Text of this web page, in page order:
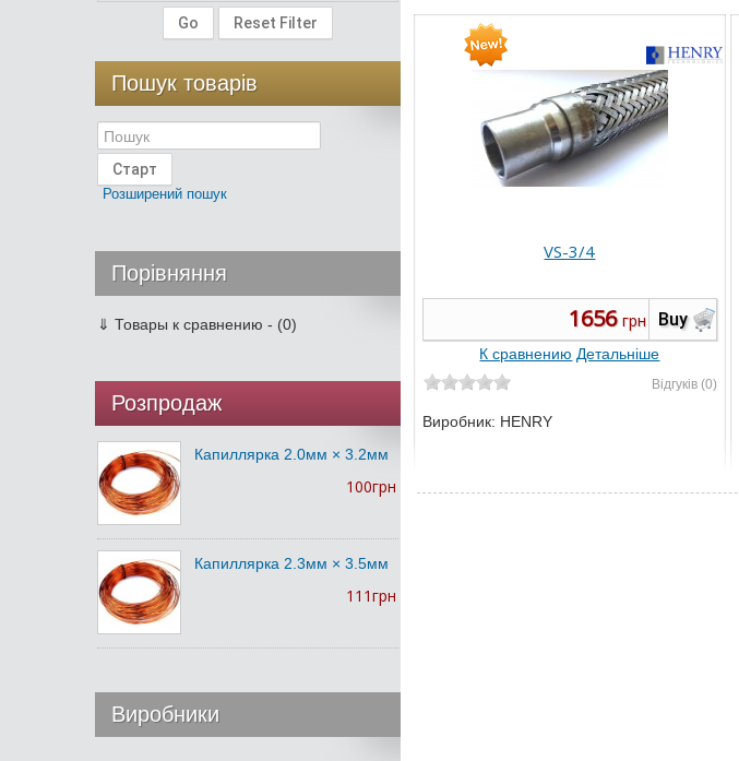
VS-3/4
Buy
1656 грн
К сравнению Детальніше
Відгуків (0)
Виробник: HENRY
Пошук товарів
Розширений пошук
Порівняння
⇓ Товары к сравнению - (0)
Розпродаж
Капиллярка 2.0мм × 3.2мм
100грн
Капиллярка 2.3мм × 3.5мм
111грн
Виробники